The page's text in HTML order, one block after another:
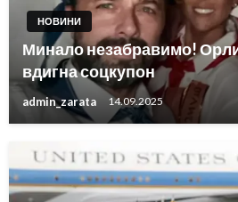
НОВИНИ
Минало незабравимо!
вдигна соцкупон
admin_zarata 14.09.2025